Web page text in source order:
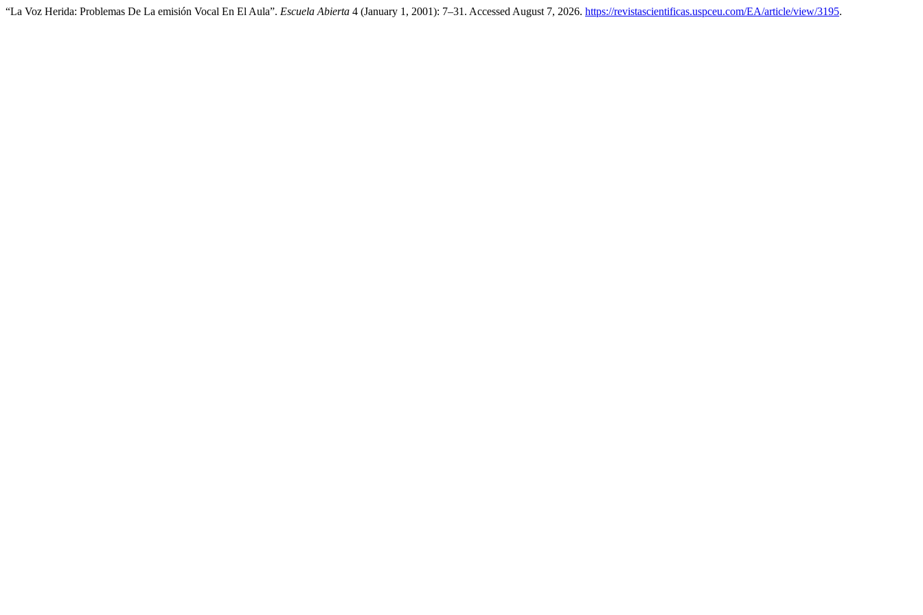
“La Voz Herida: Problemas De La emisión Vocal En El Aula”. Escuela Abierta 4 (January 1, 2001): 7–31. Accessed August 7, 2026. https://revistascientificas.uspceu.com/EA/article/view/3195.